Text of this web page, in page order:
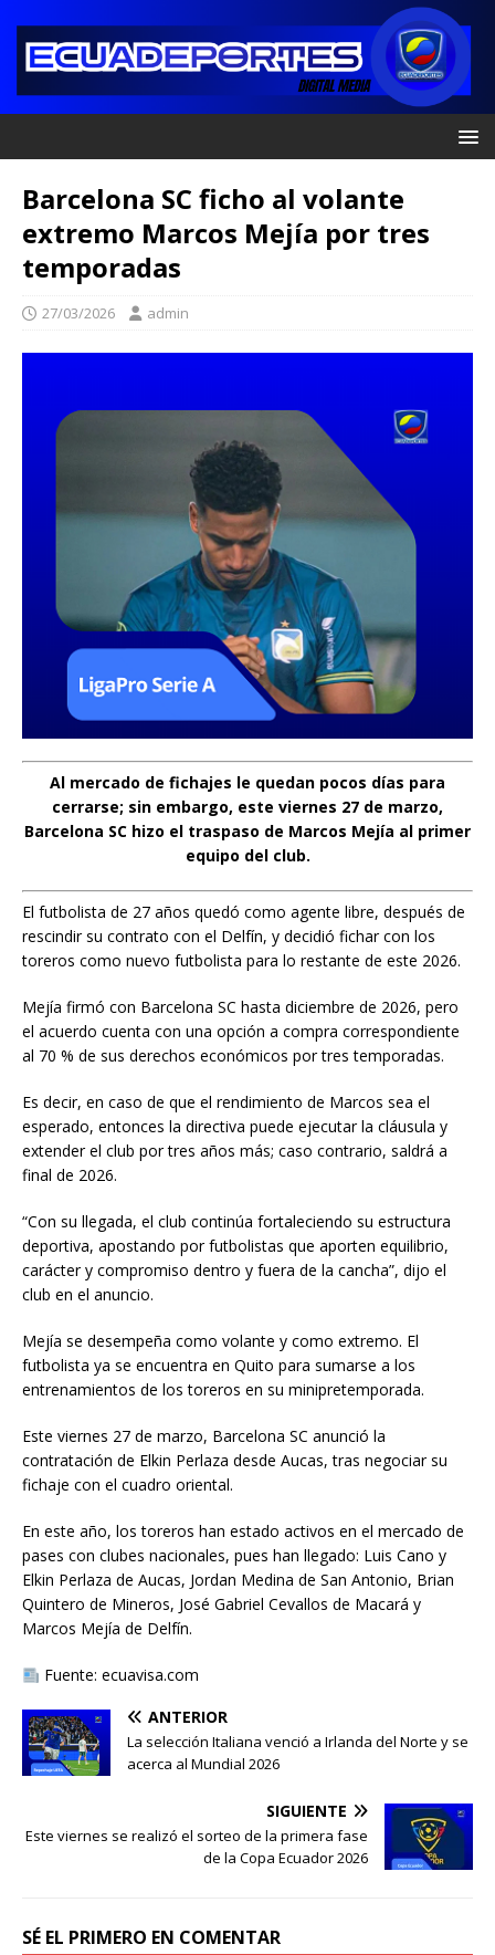
Barcelona SC ficho al volante
extremo Marcos Mejía por tres
temporadas
27/03/2026 admin
Al mercado de fichajes le quedan pocos días para
cerrarse; sin embargo, este viernes 27 de marzo,
Barcelona SC hizo el traspaso de Marcos Mejía al primer
equipo del club.
El futbolista de 27 años quedó como agente libre, después de
rescindir su contrato con el Delfín, y decidió fichar con los
toreros como nuevo futbolista para lo restante de este 2026.
Mejía firmó con Barcelona SC hasta diciembre de 2026, pero
el acuerdo cuenta con una opción a compra correspondiente
al 70 % de sus derechos económicos por tres temporadas.
Es decir, en caso de que el rendimiento de Marcos sea el
esperado, entonces la directiva puede ejecutar la cláusula y
extender el club por tres años más; caso contrario, saldrá a
final de 2026.
“Con su llegada, el club continúa fortaleciendo su estructura
deportiva, apostando por futbolistas que aporten equilibrio,
carácter y compromiso dentro y fuera de la cancha”, dijo el
club en el anuncio.
Mejía se desempeña como volante y como extremo. El
futbolista ya se encuentra en Quito para sumarse a los
entrenamientos de los toreros en su minipretemporada.
Este viernes 27 de marzo, Barcelona SC anunció la
contratación de Elkin Perlaza desde Aucas, tras negociar su
fichaje con el cuadro oriental.
En este año, los toreros han estado activos en el mercado de
pases con clubes nacionales, pues han llegado: Luis Cano y
Elkin Perlaza de Aucas, Jordan Medina de San Antonio, Brian
Quintero de Mineros, José Gabriel Cevallos de Macará y
Marcos Mejía de Delfín.
Fuente: ecuavisa.com
ANTERIOR
La selección Italiana venció a Irlanda del Norte y se
acerca al Mundial 2026
SIGUIENTE
Este viernes se realizó el sorteo de la primera fase
de la Copa Ecuador 2026
SÉ EL PRIMERO EN COMENTAR